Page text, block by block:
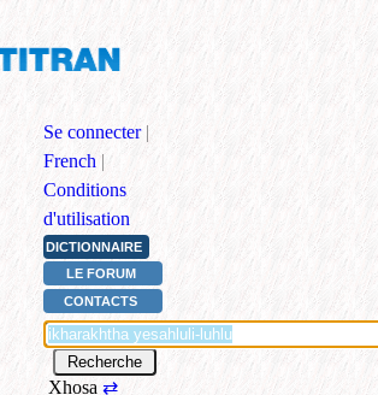
Se connecter |
French |
Conditions
d'utilisation
DICTIONNAIRE
LE FORUM
CONTACTS
Xhosa ⇄